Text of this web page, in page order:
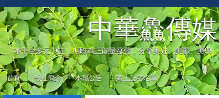
中華鱻傳媒
本平台多元中立，期盼為正能量發聲，分享美好、美麗、美學
首頁 報社簡介 本報公告 線上記者名單